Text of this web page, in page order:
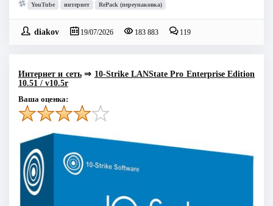
YouTube интернет RePack (переупаковка)
diakov 19/07/2026 183 883 119
Интернет и сеть⇒ 10-Strike LANState Pro Enterprise Edition
10.51 / v10.5r
Ваша оценка: